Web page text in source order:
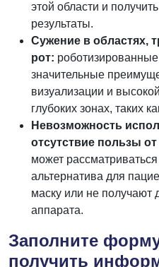
этой области и
результаты.
Сужение в областях,
рот:
значительные
визуализации и
глубоких зонах, таких
Невозможность
отсутствие пользы
может рассматриваться
альтернатива для
маску или не получают
аппарата.
Заполните
получить